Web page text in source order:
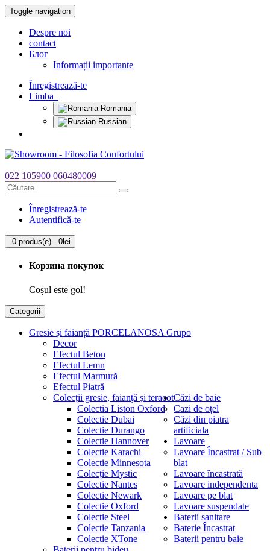
Toggle navigation
Despre noi
contact
Блог
Informații importante
Înregistrează-te
Limba
Romania
Russian
022 105900 060480009
Înregistrează-te
Autentifică-te
0 produs(e) - 0lei
Корзина покупок
Coșul este gol!
Categorii
Gresie și faianță PORCELANOSA Grupo
Decor
Efectul Beton
Efectul Lemn
Efectul Marmură
Efectul Piatră
Colecții gresie, faianţă și teracot
Colectia Liston Oxford
Colectie Dubai
Colectie Durango
Colectie Hannover
Colectie Karachi
Colectie Minnesota
Colecție Mystic
Colectie Nantes
Colectie Newark
Colectie Oxford
Colectie Steel
Colectie Tanzania
Colectie XTone
Căzi de baie
Cazi de oțel
Căzi din piatra
artificiala
Lavoare
Lavoare Încastrat / Sub
blat
Lavoare încastrată
Lavoare independenta
Lavoare pe blat
Lavoare suspendate
Baterii sanitare
Baterie Încastrat
Baterii pentru baie